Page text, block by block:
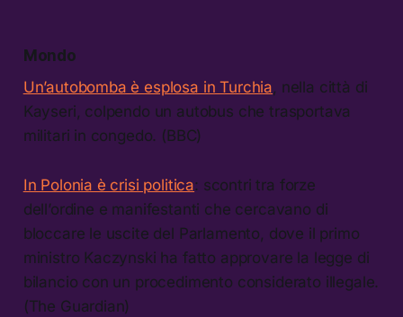
Mondo
Un’autobomba è esplosa in Turchia, nella città di
Kayseri, colpendo un autobus che trasportava
militari in congedo. (BBC)
In Polonia è crisi politica: scontri tra forze
dell’ordine e manifestanti che cercavano di
bloccare le uscite del Parlamento, dove il primo
ministro Kaczynski ha fatto approvare la legge di
bilancio con un procedimento considerato illegale.
(The Guardian)